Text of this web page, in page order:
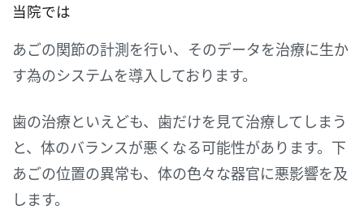
当院では
あごの関節の計測を行い、そのデータを治療に生か
す為のシステムを導入しております。
歯の治療といえども、歯だけを見て治療してしまう
と、体のバランスが悪くなる可能性があります。下
あごの位置の異常も、体の色々な器官に悪影響を及
します。